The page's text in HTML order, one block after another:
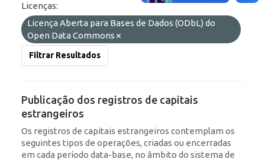
Licenças:
Licença Aberta para Bases de Dados (ODbL) do
Open Data Commons
Filtrar Resultados
Publicação dos registros de capitais
estrangeiros
Os registros de capitais estrangeiros contemplam os
seguintes tipos de operações, criadas ou encerradas
em cada período data-base, no âmbito do sistema de